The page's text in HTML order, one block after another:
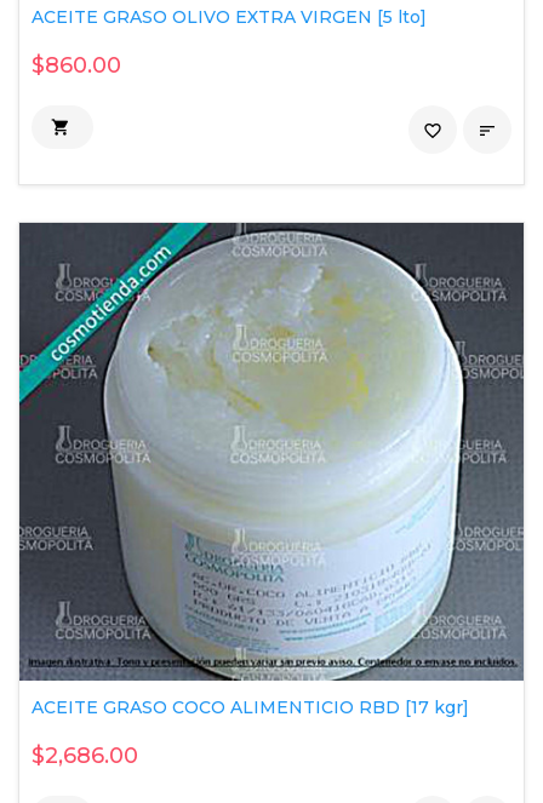
ACEITE GRASO OLIVO EXTRA VIRGEN [5 lto]
$860.00
 
favorite_border
ACEITE GRASO COCO ALIMENTICIO RBD [17 kgr]
$2,686.00